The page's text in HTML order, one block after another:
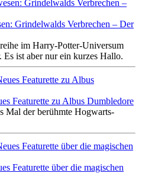
Grindelwalds Verbrechen – Der
im Harry-Potter-Universum
Es ist aber nur ein kurzes Hallo.
Featurette zu Albus Dumbledore
Mal der berühmte Hogwarts-
Featurette über die magischen